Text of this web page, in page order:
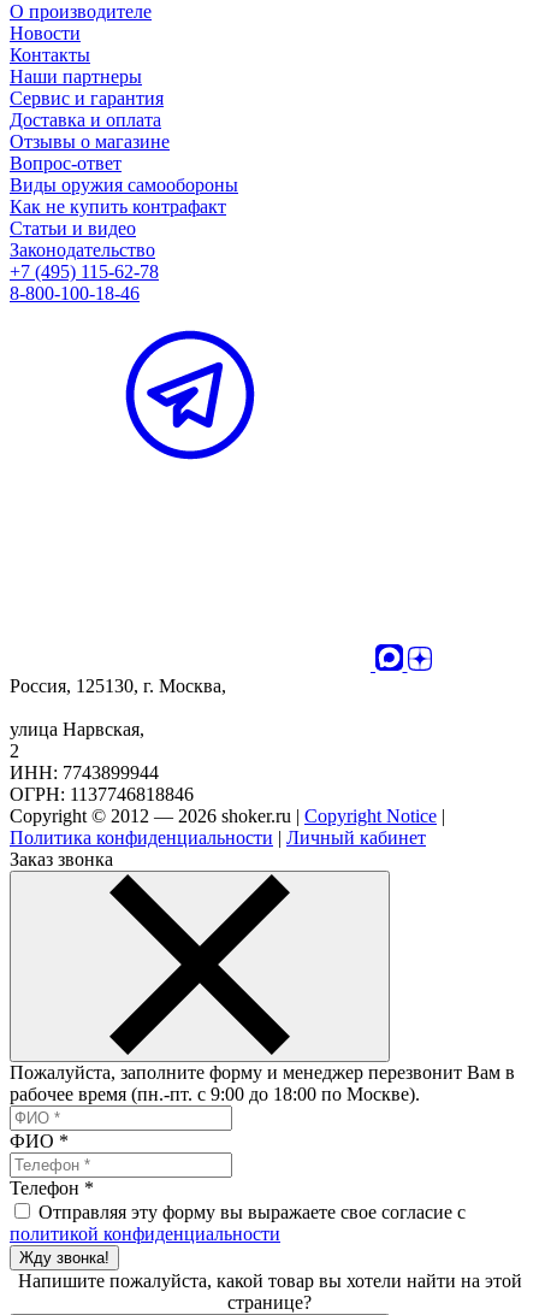
О производителе
Новости
Контакты
Наши партнеры
Сервис и гарантия
Доставка и оплата
Отзывы о магазине
Вопрос-ответ
Виды оружия самообороны
Как не купить контрафакт
Статьи и видео
Законодательство
+7 (495) 115-62-78
8-800-100-18-46
Россия, 125130, г. Москва,
улица Нарвская,
2
ИНН: 7743899944
ОГРН: 1137746818846
Copyright © 2012 — 2026 shoker.ru | Copyright Notice |
Политика конфиденциальности | Личный кабинет
Заказ звонка
Пожалуйста, заполните форму и менеджер перезвонит Вам в
рабочее время (пн.-пт. с 9:00 до 18:00 по Москве).
ФИО *
Телефон *
Отправляя эту форму вы выражаете свое согласие с
политикой конфиденциальности
Жду звонка!
Напишите пожалуйста, какой товар вы хотели найти на этой
странице?